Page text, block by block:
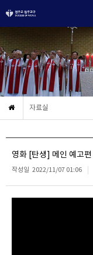
자료실
영화 [탄생] 메인 예고편
작성일 2022/11/07 01:06